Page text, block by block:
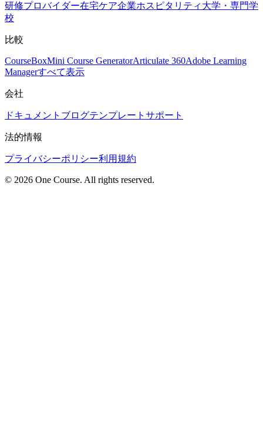
研修プロバイダー在宅ケア企業ホスピタリティ 大学・専門学
校
比較
CourseBoxMini Course GeneratorArticulate 360Adobe Learning
Managerすべて表示
会社
ドキュメント ブログテンプレート サポート
法的情報
プライバシーポリシー利用規約
© 2026 One Course. All rights reserved.